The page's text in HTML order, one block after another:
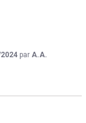
par A.A.